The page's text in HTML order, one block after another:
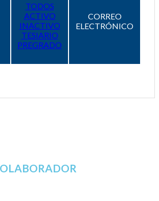
TODOS
ACTIVO
INACTIVO
TESIARIO
PREGRADO
CORREO
ELECTRÓNICO